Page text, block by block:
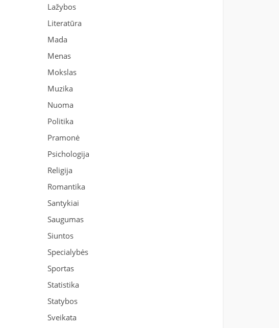
Lažybos
Literatūra
Mada
Menas
Mokslas
Muzika
Nuoma
Politika
Pramonė
Psichologija
Religija
Romantika
Santykiai
Saugumas
Siuntos
Specialybės
Sportas
Statistika
Statybos
Sveikata